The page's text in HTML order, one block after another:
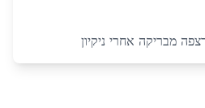
מבריקה אחרי ניקיון